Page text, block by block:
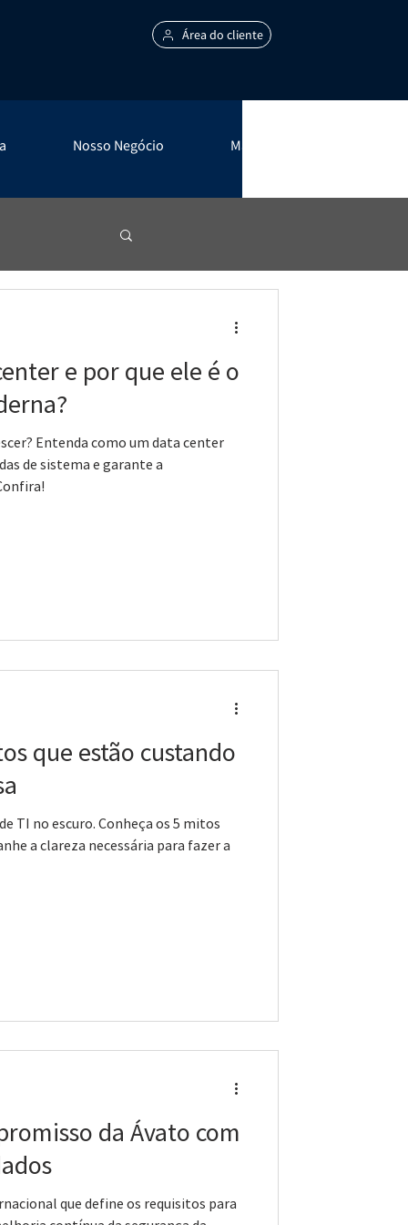
Área do cliente
Nosso Negócio Mais +
e por que ele é o
Entenda como um data center
de sistema e garante a
que estão custando
TI no escuro. Conheça os 5 mitos
a clareza necessária para fazer a
da Ávato com
que define os requisitos para